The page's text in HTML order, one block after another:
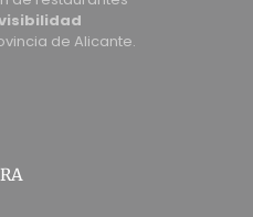
de Alicante.